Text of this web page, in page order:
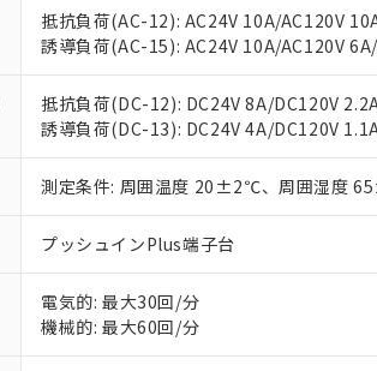
抵抗負荷(AC-12): AC24V 10A/AC120V
誘導負荷(AC-15): AC24V 10A/AC120V
抵抗負荷(DC-12): DC24V 8A/DC120V
誘導負荷(DC-13): DC24V 4A/DC120V
測定条件: 周囲温度 20±2℃、周囲湿度
プッシュインPlus端子台
電気的: 最大30回/分
機械的: 最大60回/分
本サービスは、当社制御機器事
くものです。
当社制御機器事業取扱商品の中
のであり、閲覧された時点での
い。
正式な納期状況および標準価格
当社販売員にご相談ください。
オムロン制御機器販売店や当社
在庫状況および標準価格結果を
マイパーツ機能（部品リスト作
ている必要があります。
お客様が当ウェブサイト上で当
*EU RoHS指令（10物質）：
鉛(Pb) 1000ppm以下、 水銀(Hg) 1000ppm以下
六価クロム(Cr(Ⅵ)) 1000ppm以下、ポリ臭化ビフ
但し、RoHS指令で産業用監視および制御機器に対
フタル酸エステル類の４物質については閾値を超
※2 対応予定月
部品在庫の切り替え状況などにより、
※3 非含有証明書ダウンロード
「－」：未確認です。当社販売部門へ
*中国RoHS10物質の基準値 (GB/T26572)：
Pb(鉛) :1000ppm、 Hg(水銀) : 1000ppm、 Cd(カ
Cr(Ⅵ)(六価クロム) : 1000ppm、 PBBs(ポリ臭化
DBP(フタル酸ジブチル) : 1000ppm、 DIBP(フタ
DEHP(フタル酸ビス(2-エチルヘキシル)) :
※2 環境保護使用期限
「ｅ」：有害物質（10物質）のすべ
「10」：通常の使用状況下において有
味します。
当社は、これら貴社製品のうち
う）を輸出または国外への提供
当社は規制貨物を破棄する場合
ます。
当社は貴社製品を、核兵器、ミ
当社は、貴社製品を第三者に販
また当社は、販売先および販売
たしません。
記
号
説明
○ 一定数以上の在庫あり
△ 一定数には満たないが在庫あ
－
在庫なし(最新の在庫状況に
機器販売店・当社販売員に
空
白
受注生産機種、また在庫状